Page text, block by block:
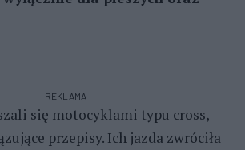
REKLAMA
się motocyklami typu cross,
przepisy. Ich jazda zwróciła